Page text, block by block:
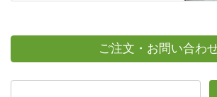
ご注文・お問い合わ